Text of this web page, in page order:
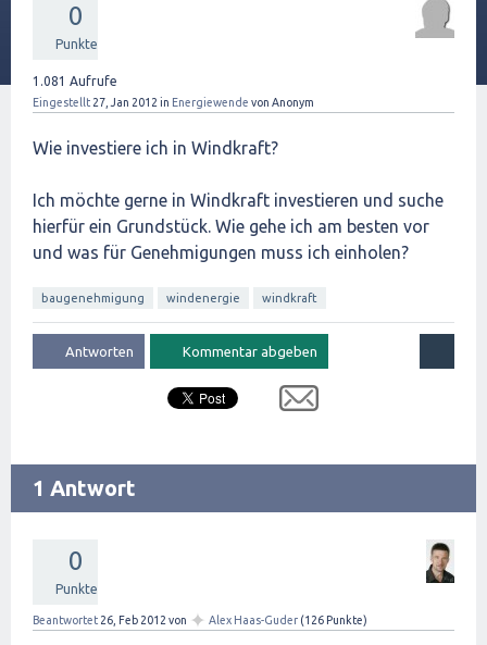
0
Punkte
1.081 Aufrufe
Eingestellt 27, Jan 2012 in Energiewende von Anonym
Wie investiere ich in Windkraft?
Ich möchte gerne in Windkraft investieren und suche
hierfür ein Grundstück. Wie gehe ich am besten vor
und was für Genehmigungen muss ich einholen?
baugenehmigung windenergie windkraft
1 Antwort
0
Punkte
Beantwortet 26, Feb 2012 von ✦ Alex Haas-Guder (126 Punkte)